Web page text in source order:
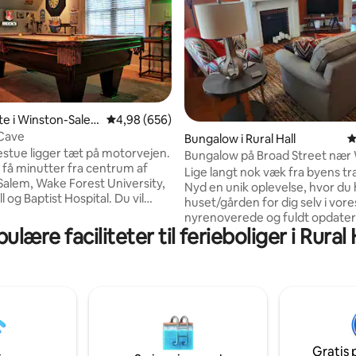
bedømmelse, 41 omtaler
i Winston-Sale
4,98 ud af 5 i gennemsnitlig bedømmelse,
4,98 (656)
ligger tæt på motorvejen.
få minutter fra centrum af
Wake Forest University,
og Baptist Hospital. Du vil
de fantastiske "Man Cave"-
… kingsize-dobbeltseng, wi-fi,
soloeventyrere og
der leder efter en
Bungalow i Rural Hall
Bungalow på Broad Street nær
Salem
Lige langt nok væk fra byens
Nyd en unik oplevelse, hvor du
huset/gården for dig selv i
nyrenoverede og fuldt
historiske bungalow i
ligger uden for Winston Salem.
til Greensboro, tæt på
Mountain og Hanging Rock
med adgang til vandreture,
faciliteter til ferieboliger i Rural
Gratis